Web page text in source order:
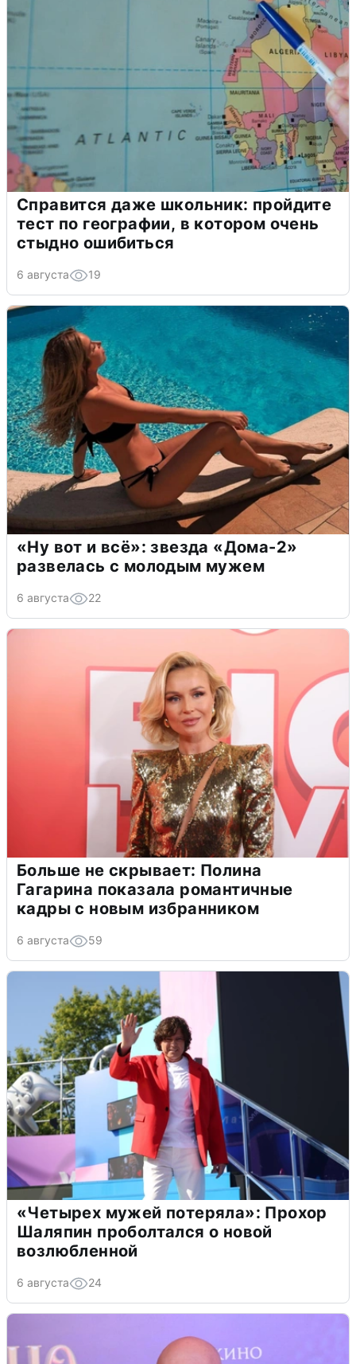
Справится даже школьник: пройдите
тест по географии, в котором очень
стыдно ошибиться
6 августа 19
«Ну вот и всё»: звезда «Дома-2»
развелась с молодым мужем
6 августа 22
Больше не скрывает: Полина
Гагарина показала романтичные
кадры с новым избранником
6 августа 59
«Четырех мужей потеряла»: Прохор
Шаляпин проболтался о новой
возлюбленной
6 августа 24